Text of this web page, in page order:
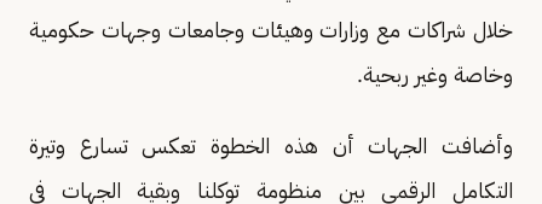
خلال شراكات مع وزارات وهيئات وجامعات وجهات حكومية
وخاصة وغير ربحية.
وأضافت الجهات أن هذه الخطوة تعكس تسارع وتيرة
التكامل الرقمي بين منظومة توكلنا وبقية الجهات في